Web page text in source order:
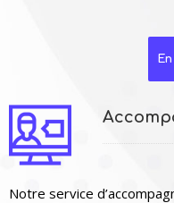
Notre service